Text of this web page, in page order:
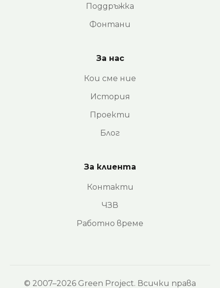
Поддръжка
Фонтани
За нас
Кои сме ние
История
Проекти
Блог
За клиента
Контакти
ЧЗВ
Работно време
© 2007–2026 Green Project. Всички права